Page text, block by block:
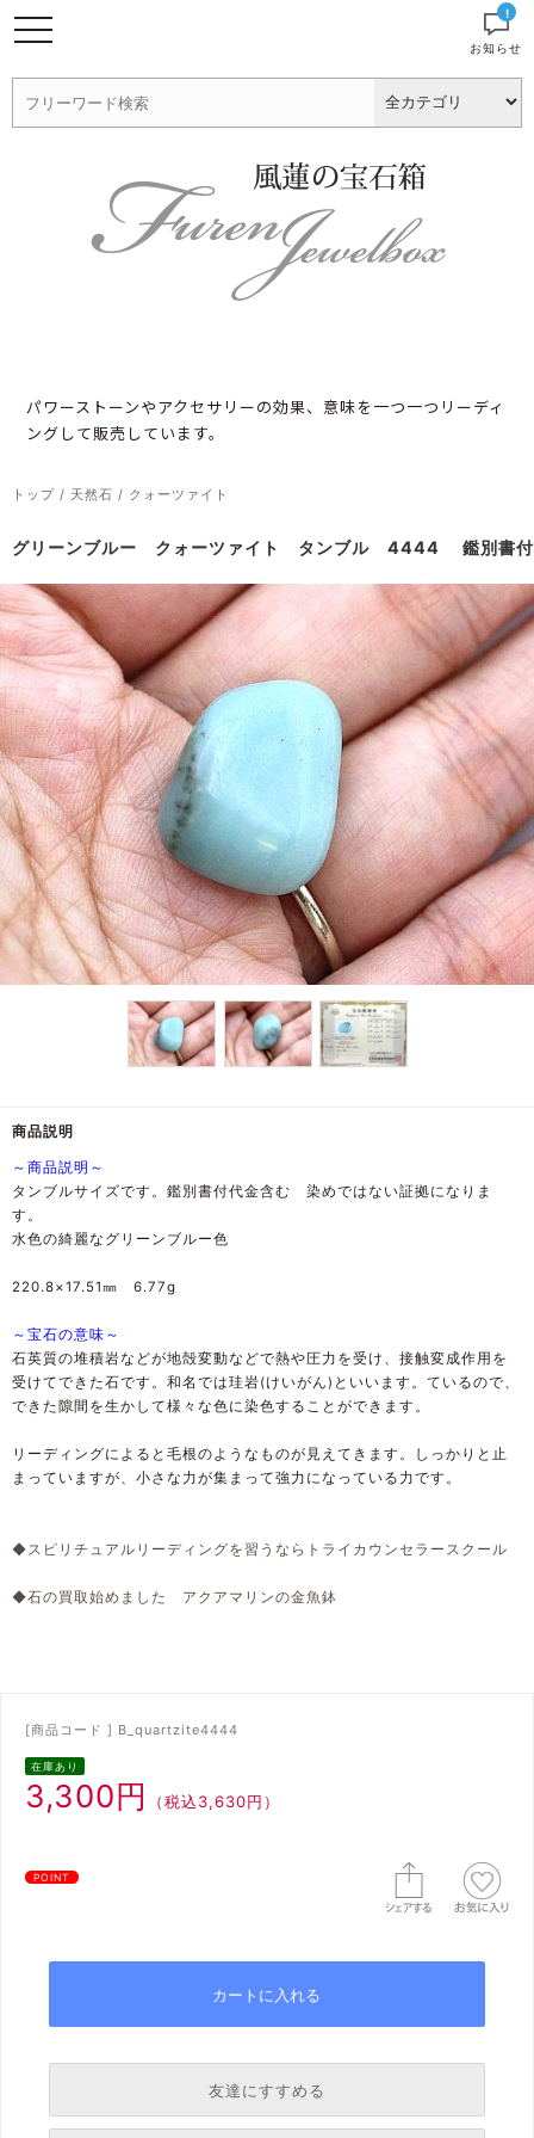
パワーストーンやアクセサリーの効果、意味を一つ一つリーディ
ングして販売しています。
!
お知らせ
トップ / 天然石 / クォーツァイト
グリーンブルー クォーツァイト タンブル 4444 鑑別書付
商品説明
～商品説明～
タンブルサイズです。鑑別書付代金含む 染めではない証拠になりま
す。
水色の綺麗なグリーンブルー色
220.8×17.51㎜ 6.77g
～宝石の意味～
石英質の堆積岩などが地殻変動などで熱や圧力を受け、接触変成作用を
受けてできた石です。和名では珪岩(けいがん)といいます。ているので、
できた隙間を生かして様々な色に染色することができます。
リーディングによると毛根のようなものが見えてきます。しっかりと止
まっていますが、小さな力が集まって強力になっている力です。
◆スピリチュアルリーディングを習うならトライカウンセラースクール
◆石の買取始めました アクアマリンの金魚鉢
[商品コード ] B_quartzite4444
在庫あり
3,300円 （税込3,630円）
POINT
友達にすすめる
必須